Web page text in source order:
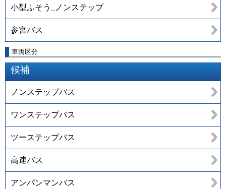
小型ふそう_ノンステップ
参宮バス
車両区分
候補
ノンステップバス
ワンステップバス
ツーステップバス
高速バス
アンパンマンバス